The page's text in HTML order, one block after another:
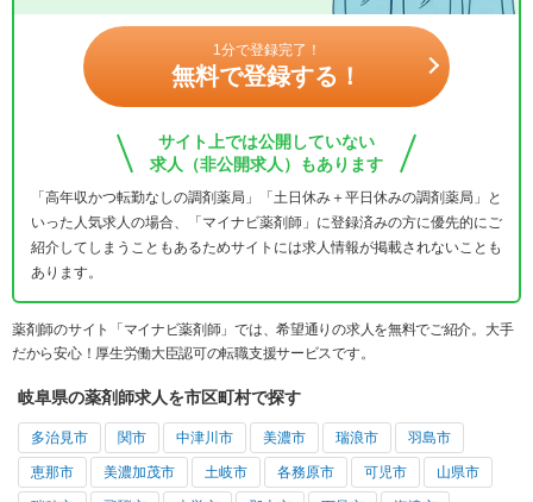
1分で登録完了！
無料で登録する！
サイト上では公開していない
求人（非公開求人）もあります
「高年収かつ転勤なしの調剤薬局」「土日休み＋平日休みの調剤薬局」と
いった人気求人の場合、「マイナビ薬剤師」に登録済みの方に優先的にご
紹介してしまうこともあるためサイトには求人情報が掲載されないことも
あります。
薬剤師のサイト「マイナビ薬剤師」では、希望通りの求人を無料でご紹介。大手
だから安心！厚生労働大臣認可の転職支援サービスです。
岐阜県の薬剤師求人を市区町村で探す
多治見市 関市 中津川市 美濃市 瑞浪市 羽島市
恵那市 美濃加茂市 土岐市 各務原市 可児市 山県市